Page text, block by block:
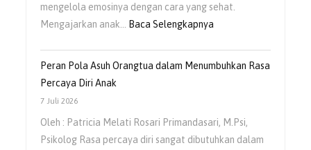
mengelola emosinya dengan cara yang sehat.
Mengajarkan anak…
Baca Selengkapnya
Peran Pola Asuh Orangtua dalam Menumbuhkan Rasa
Percaya Diri Anak
7 Juli 2026
Oleh : Patricia Melati Rosari Primandasari, M.Psi,
Psikolog Rasa percaya diri sangat dibutuhkan dalam